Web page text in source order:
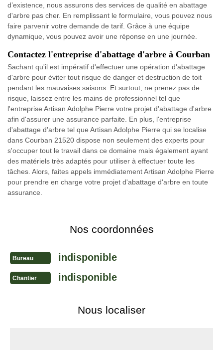
d’existence, nous assurons des services de qualité en abattage
d'arbre pas cher. En remplissant le formulaire, vous pouvez nous
faire parvenir votre demande de tarif. Grâce à une équipe
dynamique, vous pouvez avoir une réponse en une journée.
Contactez l'entreprise d'abattage d'arbre à Courban
Sachant qu'il est impératif d'effectuer une opération d'abattage
d'arbre pour éviter tout risque de danger et destruction de toit
pendant les mauvaises saisons. Et surtout, ne prenez pas de
risque, laissez entre les mains de professionnel tel que
l'entreprise Artisan Adolphe Pierre votre projet d'abattage d'arbre
afin d'assurer une assurance parfaite. En plus, l'entreprise
d'abattage d'arbre tel que Artisan Adolphe Pierre qui se localise
dans Courban 21520 dispose non seulement des experts pour
s'occuper tout le travail dans ce domaine mais également ayant
des matériels très adaptés pour utiliser à effectuer toute les
tâches. Alors, faites appels immédiatement Artisan Adolphe Pierre
pour prendre en charge votre projet d'abattage d'arbre en toute
assurance.
Nos coordonnées
Bureau indisponible
Chantier indisponible
Nous localiser